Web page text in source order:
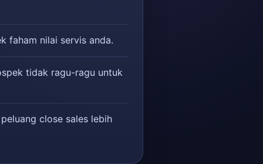
faham nilai servis anda.
tidak ragu-ragu untuk
close sales lebih